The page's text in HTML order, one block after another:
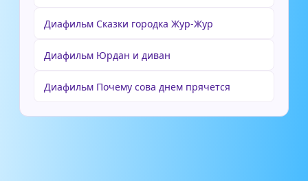
Диафильм Сказки городка Жур-Жур
Диафильм Юрдан и диван
Диафильм Почему сова днем прячется